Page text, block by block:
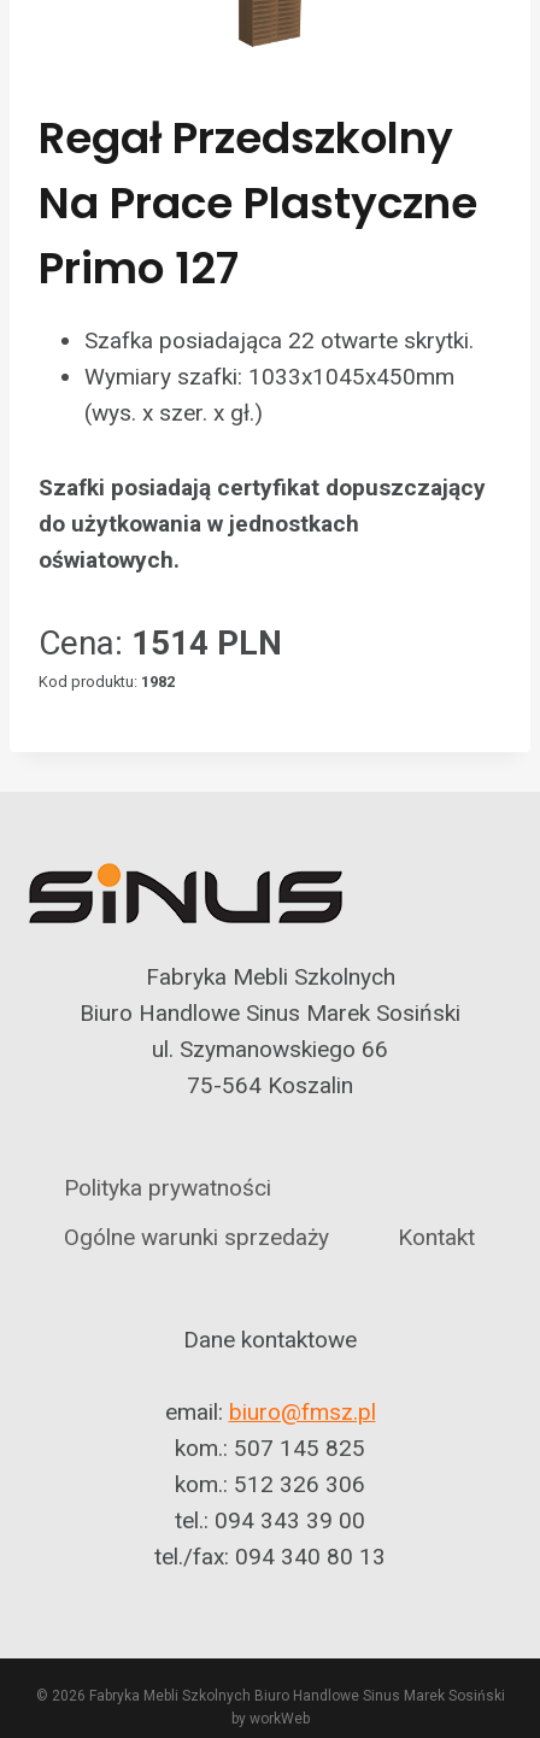
Regał Przedszkolny
Na Prace Plastyczne
Primo 127
Szafka posiadająca 22 otwarte skrytki.
Wymiary szafki: 1033x1045x450mm
(wys. x szer. x gł.)
Szafki posiadają certyfikat dopuszczający
do użytkowania w jednostkach
oświatowych.
Cena: 1514 PLN
Kod produktu: 1982
Fabryka Mebli Szkolnych
Biuro Handlowe Sinus Marek Sosiński
ul. Szymanowskiego 66
75-564 Koszalin
Polityka prywatności
Ogólne warunki sprzedaży
Kontakt
Dane kontaktowe
email: biuro@fmsz.pl
kom.: 507 145 825
kom.: 512 326 306
tel.: 094 343 39 00
tel./fax: 094 340 80 13
© 2026 Fabryka Mebli Szkolnych Biuro Handlowe Sinus Marek Sosiński
by workWeb